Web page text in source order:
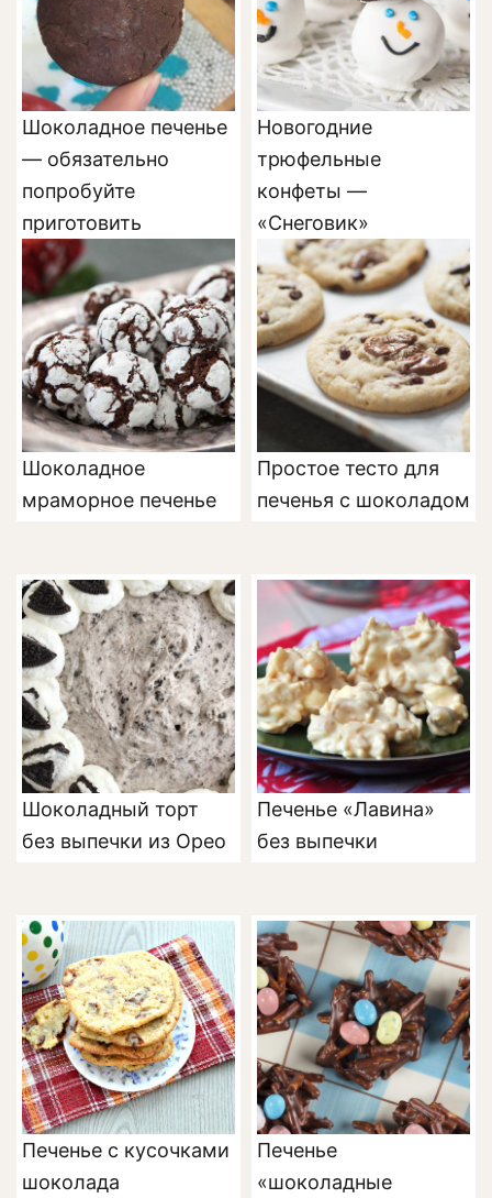
Шоколадное печенье
— обязательно
попробуйте
приготовить
Новогодние
трюфельные
конфеты —
«Снеговик»
Шоколадное
мраморное печенье
Простое тесто для
печенья с шоколадом
Шоколадный торт
без выпечки из Орео
Печенье «Лавина»
без выпечки
Печенье с кусочками
шоколада
Печенье
«шоколадные